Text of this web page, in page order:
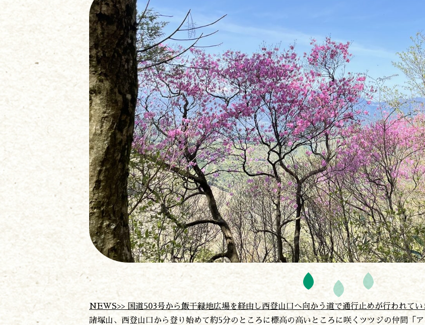
NEWS>> 国道503号から飯干緑地広場を経由し西登山口へ向かう道で通行止めが行われて
諸塚山、西登山口から登り始めて約5分のところに標高の高いところに咲くツツジの仲間「
作る